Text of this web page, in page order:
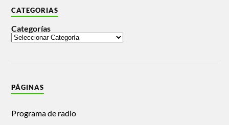
CATEGORIAS
Categorías
PÁGINAS
Programa de radio